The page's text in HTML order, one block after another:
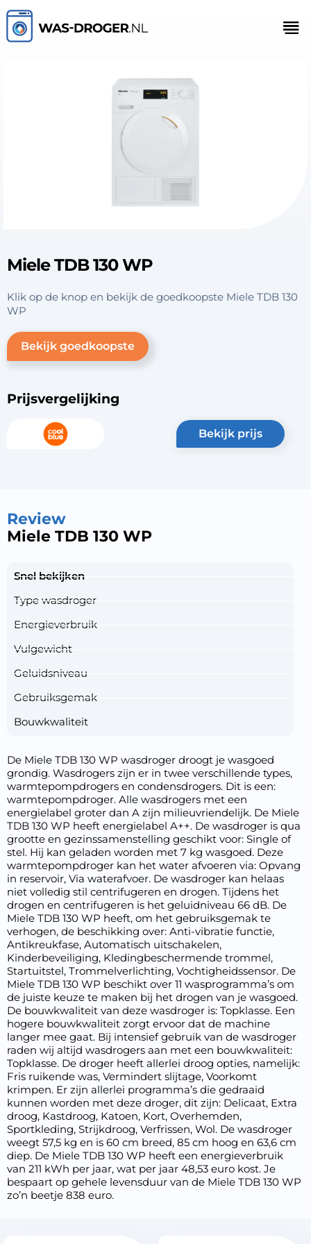
Miele TDB 130 WP
Klik op de knop en bekijk de goedkoopste Miele TDB 130
WP
Bekijk goedkoopste
Prijsvergelijking
bekijk prijs
Review
Miele TDB 130 WP
Snel bekijken
Type wasdroger
Energieverbruik
Vulgewicht
Geluidsniveau
Gebruiksgemak
Bouwkwaliteit
De Miele TDB 130 WP wasdroger droogt je wasgoed
grondig. Wasdrogers zijn er in twee verschillende types,
warmtepompdrogers en condensdrogers. Dit is een:
warmtepompdroger. Alle wasdrogers met een
energielabel groter dan A zijn milieuvriendelijk. De Miele
TDB 130 WP heeft energielabel A++. De wasdroger is qua
grootte en gezinssamenstelling geschikt voor: Single of
stel. Hij kan geladen worden met 7 kg wasgoed. Deze
warmtepompdroger kan het water afvoeren via: Opvang
in reservoir, Via waterafvoer. De wasdroger kan helaas
niet volledig stil centrifugeren en drogen. Tijdens het
drogen en centrifugeren is het geluidniveau 66 dB. De
Miele TDB 130 WP heeft, om het gebruiksgemak te
verhogen, de beschikking over: Anti-vibratie functie,
Antikreukfase, Automatisch uitschakelen,
Kinderbeveiliging, Kledingbeschermende trommel,
Startuitstel, Trommelverlichting, Vochtigheidssensor. De
Miele TDB 130 WP beschikt over 11 wasprogramma’s om
de juiste keuze te maken bij het drogen van je wasgoed.
De bouwkwaliteit van deze wasdroger is: Topklasse. Een
hogere bouwkwaliteit zorgt ervoor dat de machine
langer mee gaat. Bij intensief gebruik van de wasdroger
raden wij altijd wasdrogers aan met een bouwkwaliteit:
Topklasse. De droger heeft allerlei droog opties, namelijk:
Fris ruikende was, Vermindert slijtage, Voorkomt
krimpen. Er zijn allerlei programma’s die gedraaid
kunnen worden met deze droger, dit zijn: Delicaat, Extra
droog, Kastdroog, Katoen, Kort, Overhemden,
Sportkleding, Strijkdroog, Verfrissen, Wol. De wasdroger
weegt 57,5 kg en is 60 cm breed, 85 cm hoog en 63,6 cm
diep. De Miele TDB 130 WP heeft een energieverbruik
van 211 kWh per jaar, wat per jaar 48,53 euro kost. Je
bespaart op gehele levensduur van de Miele TDB 130 WP
zo’n beetje 838 euro.